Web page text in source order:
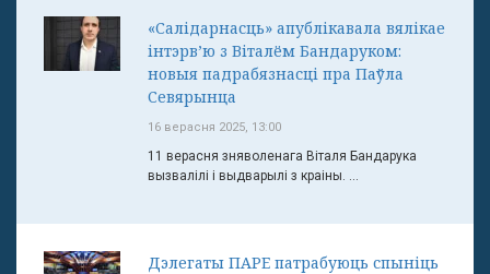
«Салідарнасць» апублікавала вялікае
інтэрв’ю з Віталём Бандаруком:
новыя падрабязнасці пра Паўла
Севярынца
16 верасня 2025, 13:00
11 верасня зняволенага Віталя Бандарука
вызвалілі і выдварылі з краіны. ...
Дэлегаты ПАРЕ патрабуюць спыніць